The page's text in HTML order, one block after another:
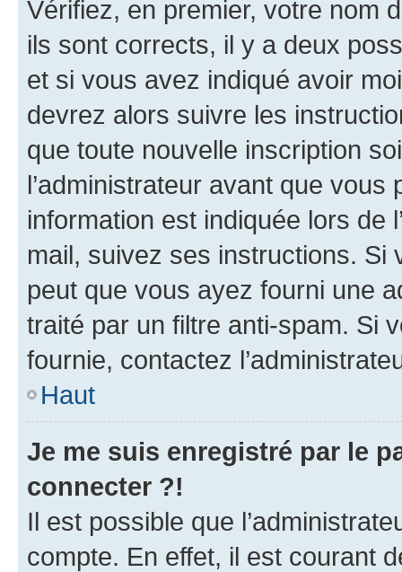
Vérifiez, en premier, votre nom
ils sont corrects, il y a deux
et si vous avez indiqué avoir
devrez alors suivre les
que toute nouvelle inscription
l’administrateur avant que
information est indiquée lors de
mail, suivez ses instructions. Si
peut que vous ayez fourni une
traité par un filtre anti-spam. Si
fournie, contactez
Haut
Je me suis enregistré par le
connecter ?!
Il est possible que
compte. En effet, il est courant